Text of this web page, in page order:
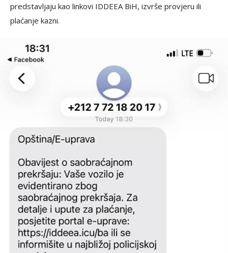
predstavljaju kao linkovi IDDEEA BiH, izvrše provjeru ili
plaćanje kazni.